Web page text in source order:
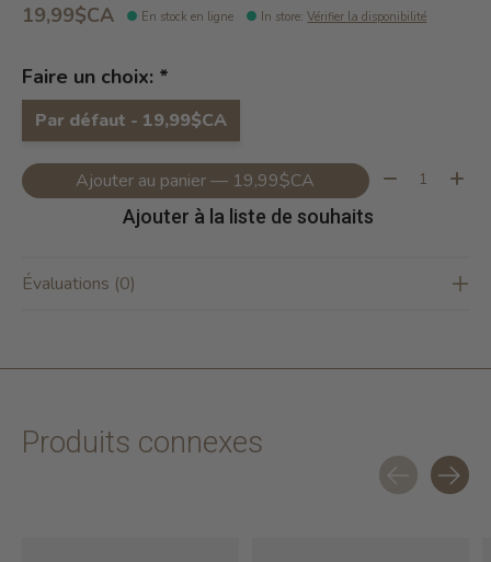
19,99$CA En stock en ligne In store:Vérifier la disponibilité
Faire un choix: *
Par défaut - 19,99$CA
Ajouter au panier — 19,99$CA Quantité:
Ajouter à la liste de souhaits
Évaluations (0)
Produits connexes